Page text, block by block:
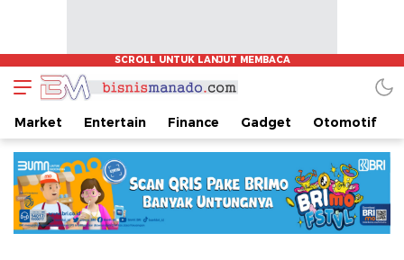
www.bisnismanado.com
Berita Bisnis Sulawesi Utara
Market Entertain Finance Gadget Otomotif